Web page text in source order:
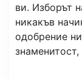
ви. Изборът
никакъв
одобрение